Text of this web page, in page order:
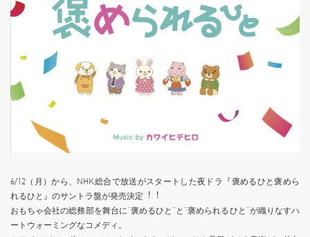
6/12（⽉）から、NHK総合で放送がスタートした夜ドラ『褒めるひと褒めら
れるひと』のサントラ盤が発売決定︕︕
おもちゃ会社の総務部を舞台に“褒めるひと”と“褒められるひと”が織りなすハ
ートウォーミングなコメディ。